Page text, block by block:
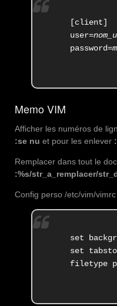
[client]
user=
password=
Memo VIM
Afficher les numéros de
:se nu et pour les enlever
Remplacer dans tout le
:%s/str_a_remplacer/
Config perso /etc/vim/vimrc
set
set
filetype